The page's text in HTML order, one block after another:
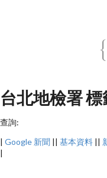
台北地檢署
查詢:
| Google 新聞 || 基本資料 ||
|